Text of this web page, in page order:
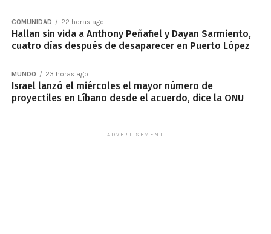
COMUNIDAD 22 horas ago
Hallan sin vida a Anthony Peñafiel y Dayan Sarmiento,
cuatro días después de desaparecer en Puerto López
MUNDO 23 horas ago
Israel lanzó el miércoles el mayor número de
proyectiles en Líbano desde el acuerdo, dice la ONU
ADVERTISEMENT